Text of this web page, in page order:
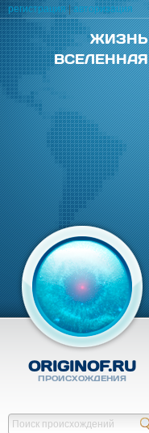
ЖИЗНЬ
ВСЕЛЕННАЯ
ORIGINOF.RU
ПРОИСХОЖДЕНИЯ
регистрация|авторизация